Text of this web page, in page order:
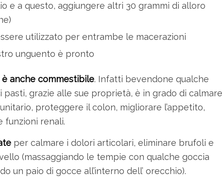
e a questo, aggiungere altri 30 grammi di alloro
utilizzato per entrambe le macerazioni
unguento è pronto
anche commestibile. Infatti bevendone qualche
grazie alle sue proprietà, è in grado di calmare
proteggere il colon, migliorare l’appetito,
funzioni renali.
per calmare i dolori articolari, eliminare brufoli e
(massaggiando le tempie con qualche goccia
un paio di gocce all’interno dell’ orecchio).